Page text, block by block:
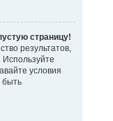
страницу!
результатов,
Используйте
условия
быть